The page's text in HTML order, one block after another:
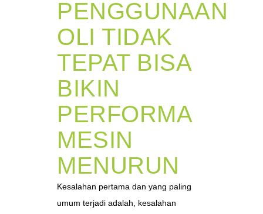
PENGGUNAAN
OLI TIDAK
TEPAT BISA
BIKIN
PERFORMA
MESIN
MENURUN
Kesalahan pertama dan yang paling
umum terjadi adalah, kesalahan